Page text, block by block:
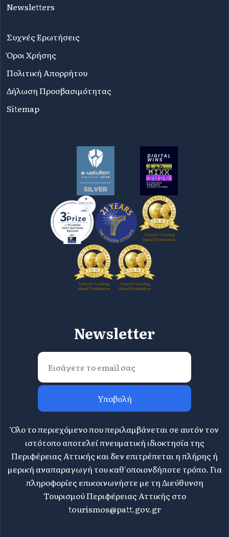
Newsletters
Συχνές Ερωτήσεις
Όροι Χρήσης
Πολιτική Απορρήτου
Δήλωση Προσβασιμότητας
Sitemap
Newsletter
Υποβολή
Όλο το περιεχόμενο που περιλαμβάνεται σε αυτόν τον
ιστότοπο αποτελεί πνευματική ιδιοκτησία της
Περιφέρειας Αττικής και δεν επιτρέπεται η πλήρης ή
μερική αναπαραγωγή του καθ'οποιονδήποτε τρόπο. Για
πληροφορίες επικοινωνήστε με τη Διεύθυνση
Τουρισμού Περιφέρειας Αττικής στο
tourismos@patt.gov.gr